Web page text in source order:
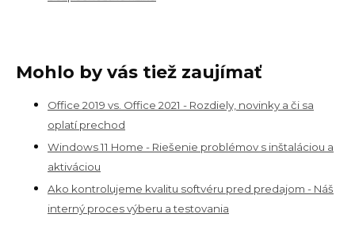
Mohlo by vás tiež zaujímať
Office 2019 vs. Office 2021 - Rozdiely, novinky a či sa
oplatí prechod
Windows 11 Home - Riešenie problémov s inštaláciou a
aktiváciou
Ako kontrolujeme kvalitu softvéru pred predajom - Náš
interný proces výberu a testovania